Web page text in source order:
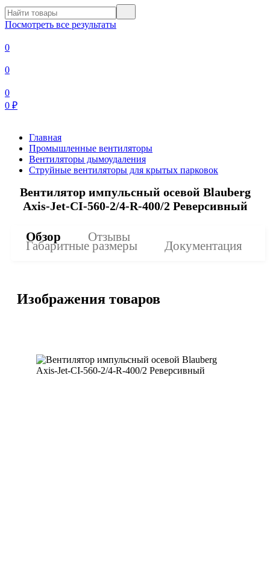
Посмотреть все результаты
0
0
0
0 ₽
Главная
Промышленные вентиляторы
Вентиляторы дымоудаления
Струйные вентиляторы для крытых парковок
Вентилятор импульсный осевой Blauberg
Axis-Jet-CI-560-2/4-R-400/2 Реверсивный
Обзор Отзывы
Габаритные размеры Документация
Изображения товаров